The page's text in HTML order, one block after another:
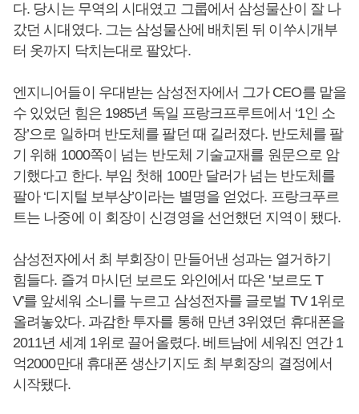
다. 당시는 무역의 시대였고 그룹에서 삼성물산이 잘 나
갔던 시대였다. 그는 삼성물산에 배치된 뒤 이쑤시개부
터 옷까지 닥치는대로 팔았다.
엔지니어들이 우대받는 삼성전자에서 그가 CEO를 맡을
수 있었던 힘은 1985년 독일 프랑크프루트에서 ‘1인 소
장’으로 일하며 반도체를 팔던 때 길러졌다. 반도체를 팔
기 위해 1000쪽이 넘는 반도체 기술교재를 원문으로 암
기했다고 한다. 부임 첫해 100만 달러가 넘는 반도체를
팔아 ‘디지털 보부상’이라는 별명을 얻었다. 프랑크푸르
트는 나중에 이 회장이 신경영을 선언했던 지역이 됐다.
삼성전자에서 최 부회장이 만들어낸 성과는 열거하기
힘들다. 즐겨 마시던 보르도 와인에서 따온 '보르도 T
V'를 앞세워 소니를 누르고 삼성전자를 글로벌 TV 1위로
올려놓았다. 과감한 투자를 통해 만년 3위였던 휴대폰을
2011년 세계 1위로 끌어올렸다. 베트남에 세워진 연간 1
억2000만대 휴대폰 생산기지도 최 부회장의 결정에서
시작됐다.